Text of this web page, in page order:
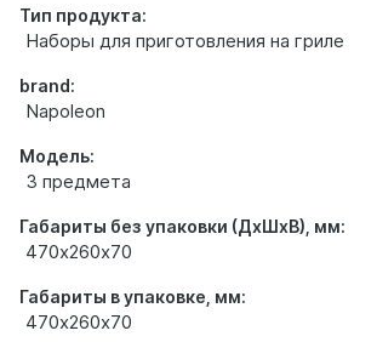
Тип продукта:
Наборы для приготовления на гриле
brand:
Napoleon
Модель:
3 предмета
Габариты без упаковки (ДхШхВ), мм:
470х260х70
Габариты в упаковке, мм:
470х260х70